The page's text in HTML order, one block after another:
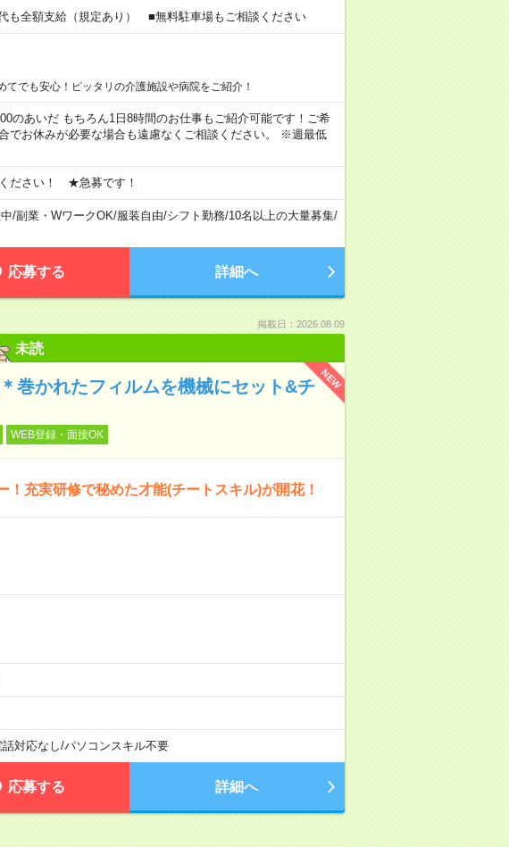
も全額支給（規定あり） ■無料駐車場もご相談ください
てでも安心！ピッタリの介護施設や病院をご紹介！
のあいだ もちろん1日8時間のお仕事もご紹介可能です！ご希
でお休みが必要な場合も遠慮なくご相談ください。 ※週最低
ださい！ ★急募です！
/副業・WワークOK/服装自由/シフト勤務/10名以上の大量募集/
応募する 詳細へ
掲載日：2026.08.09
未読
NEW
巻かれたフィルムを機械にセット&チ
WEB登録・面接OK
充実研修で秘めた才能(チートスキル)が開花！
対応なし/パソコンスキル不要
応募する 詳細へ